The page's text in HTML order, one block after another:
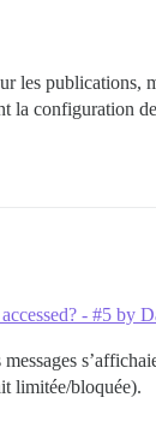
les publications,
la configuration
- #5 by
limitée/bloquée).